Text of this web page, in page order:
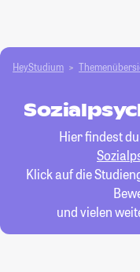
HeyStudium
Hier findest
Klick auf die
und vielen